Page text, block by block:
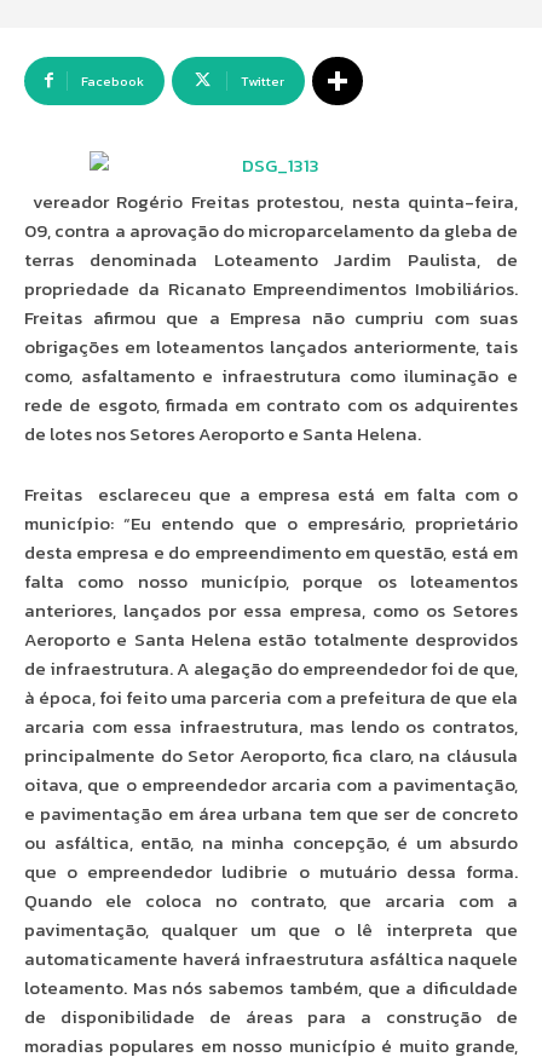
Facebook Twitter
vereador Rogério Freitas protestou, nesta quinta-feira,
09, contra a aprovação do microparcelamento da gleba de
terras denominada Loteamento Jardim Paulista, de
propriedade da Ricanato Empreendimentos Imobiliários.
Freitas afirmou que a Empresa não cumpriu com suas
obrigações em loteamentos lançados anteriormente, tais
como, asfaltamento e infraestrutura como iluminação e
rede de esgoto, firmada em contrato com os adquirentes
de lotes nos Setores Aeroporto e Santa Helena.
Freitas esclareceu que a empresa está em falta com o
município: “Eu entendo que o empresário, proprietário
desta empresa e do empreendimento em questão, está em
falta como nosso município, porque os loteamentos
anteriores, lançados por essa empresa, como os Setores
Aeroporto e Santa Helena estão totalmente desprovidos
de infraestrutura. A alegação do empreendedor foi de que,
à época, foi feito uma parceria com a prefeitura de que ela
arcaria com essa infraestrutura, mas lendo os contratos,
principalmente do Setor Aeroporto, fica claro, na cláusula
oitava, que o empreendedor arcaria com a pavimentação,
e pavimentação em área urbana tem que ser de concreto
ou asfáltica, então, na minha concepção, é um absurdo
que o empreendedor ludibrie o mutuário dessa forma.
Quando ele coloca no contrato, que arcaria com a
pavimentação, qualquer um que o lê interpreta que
automaticamente haverá infraestrutura asfáltica naquele
loteamento. Mas nós sabemos também, que a dificuldade
de disponibilidade de áreas para a construção de
moradias populares em nosso município é muito grande,